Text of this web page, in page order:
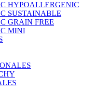
HYPOALLERGENIC
SUSTAINABLE
GRAIN FREE
MINI